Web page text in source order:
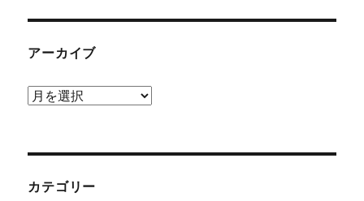
アーカイブ
ア
ブ
カテゴリー